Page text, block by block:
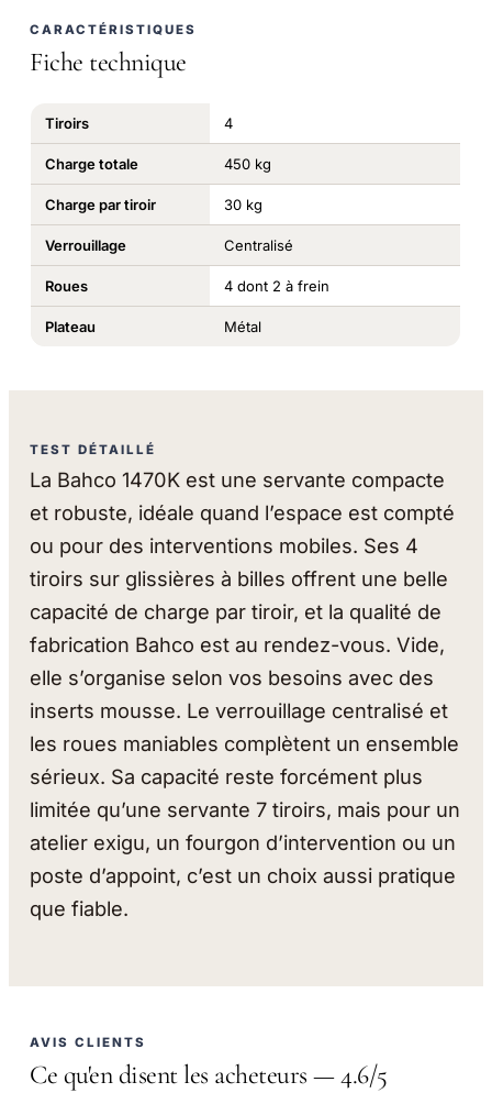
CARACTÉRISTIQUES
Fiche technique
Tiroirs 4
Charge totale 450 kg
Charge par tiroir 30 kg
Verrouillage Centralisé
Roues 4 dont 2 à frein
Plateau Métal
TEST DÉTAILLÉ
La Bahco 1470K est une servante compacte
et robuste, idéale quand l’espace est compté
ou pour des interventions mobiles. Ses 4
tiroirs sur glissières à billes offrent une belle
capacité de charge par tiroir, et la qualité de
fabrication Bahco est au rendez-vous. Vide,
elle s’organise selon vos besoins avec des
inserts mousse. Le verrouillage centralisé et
les roues maniables complètent un ensemble
sérieux. Sa capacité reste forcément plus
limitée qu’une servante 7 tiroirs, mais pour un
atelier exigu, un fourgon d’intervention ou un
poste d’appoint, c’est un choix aussi pratique
que fiable.
AVIS CLIENTS
Ce qu'en disent les acheteurs — 4.6/5